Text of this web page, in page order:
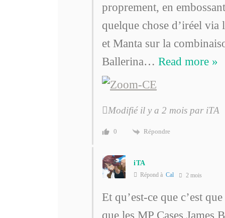
proprement, en
quelque chose d’iréel
et Manta sur la
Ballerina… Read more »
Modifié il y a 2 mois par iTA
0 Répondre
iTA
Répond à Cal 2 mois
Et qu’est-ce que c’est
que les MP Cases James